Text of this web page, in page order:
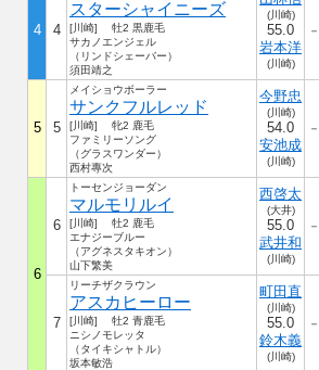
4 4
スターシャイニーズ
[川崎] 牡2 黒鹿毛
サカノエンジェル
（リンドシェーバー）
須田靖之
(川崎)
55.0
岩本洋
(川崎)
－
5 5
メイショウボーラー
サンクフルレッド
[川崎] 牝2 鹿毛
ファミリーソング
（グラスワンダー）
西村專次
今野忠
(川崎)
54.0
安池成
(川崎)
－
6
6
トーセンジョーダン
マルモリルイ
[川崎] 牡2 鹿毛
エナジーブルー
（アグネスタキオン）
山下繁美
西啓太
(大井)
55.0
武井和
(川崎)
－
7
リーチザクラウン
アスカヒーロー
[川崎] 牡2 青鹿毛
ニシノモレッタ
（タイキシャトル）
坂本敏浩
町田直
(川崎)
55.0
鈴木義
(川崎)
－